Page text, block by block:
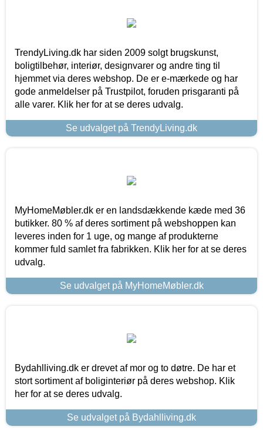
TrendyLiving.dk har siden 2009 solgt brugskunst,
boligtilbehør, interiør, designvarer og andre ting til
hjemmet via deres webshop. De er e-mærkede og har
gode anmeldelser på Trustpilot, foruden prisgaranti på
alle varer. Klik her for at se deres udvalg.
Se udvalget på TrendyLiving.dk
MyHomeMøbler.dk er en landsdækkende kæde med 36
butikker. 80 % af deres sortiment på webshoppen kan
leveres inden for 1 uge, og mange af produkterne
kommer fuld samlet fra fabrikken. Klik her for at se deres
udvalg.
Se udvalget på MyHomeMøbler.dk
Bydahlliving.dk er drevet af mor og to døtre. De har et
stort sortiment af boliginteriør på deres webshop. Klik
her for at se deres udvalg.
Se udvalget på Bydahlliving.dk